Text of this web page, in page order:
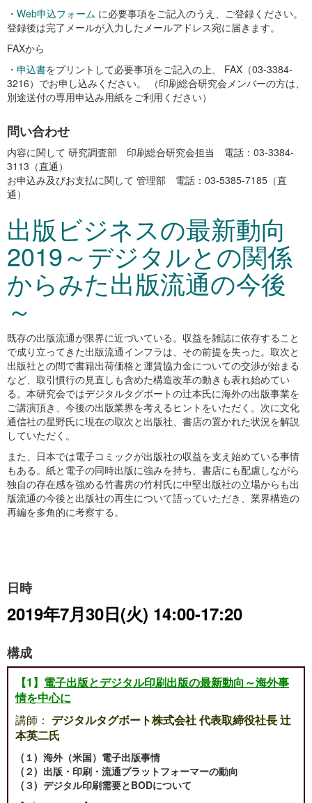
・ Web申込フォーム に必要事項をご記入のうえ、ご登録ください。
登録後は完了メールが入力したメールアドレス宛に届きます。
FAXから
・ 申込書をプリントして必要事項をご記入の上、 FAX（03-3384-
3216）でお申し込みください。 （印刷総合研究会メンバーの方は、
別途送付の専用申込み用紙をご利用ください）
問い合わせ
内容に関して 研究調査部 印刷総合研究会担当 電話：03-3384-
3113（直通）
お申込み及びお支払に関して 管理部 電話：03-5385-7185（直
通）
出版ビジネスの最新動向
2019～デジタルとの関係
からみた出版流通の今後
～
既存の出版流通が限界に近づいている。収益を雑誌に依存すること
で成り立ってきた出版流通インフラは、その前提を失った。取次と
出版社との間で書籍出荷価格と運賃協力金についての交渉が始まる
など、取引慣行の見直しも含めた構造改革の動きも表れ始めてい
る。本研究会ではデジタルタグボートの辻本氏に海外の出版事業を
ご講演頂き、今後の出版業界を考えるヒントをいただく。次に文化
通信社の星野氏に現在の取次と出版社、書店の置かれた状況を解説
していただく。
また、日本では電子コミックが出版社の収益を支え始めている事情
もある。紙と電子の同時出版に強みを持ち、書店にも配慮しながら
独自の存在感を強める竹書房の竹村氏に中堅出版社の立場からも出
版流通の今後と出版社の再生について語っていただき、業界構造の
再編を多角的に考察する。
日時
2019年7月30日(火) 14:00-17:20
構成
【1】 電子出版とデジタル印刷出版の最新動向～海外事
情を中心に
講師： デジタルタグボート株式会社 代表取締役社長 辻
本英二氏
(１) 海外（米国）電子出版事情
(２) 出版・印刷・流通プラットフォーマーの動向
(３) デジタル印刷需要とBODについて